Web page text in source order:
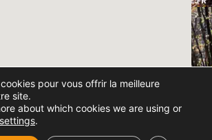
pour vous offrir la meilleure
site.
about which cookies we are using or
settings.